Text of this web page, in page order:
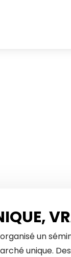
un
unique.